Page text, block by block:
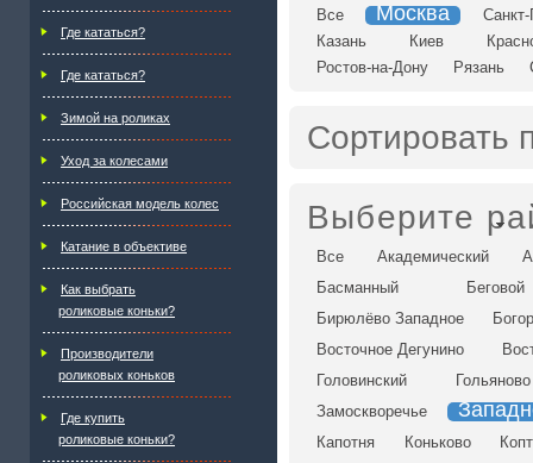
Где кататься?
Где кататься?
Зимой на роликах
Уход за колесами
Российская модель колес
Катание в объективе
Как выбрать
роликовые коньки?
Производители
роликовых коньков
Где купить
роликовые коньки?
Все Москва
Санкт-
Казань
Киев
Ростов-на-Дону
Рязань
Сортировать
Выберите
Все Академический
Басманный
Беговой
Бирюлёво Западное
Восточное Дегунино
Головинский
Гольяново
Замоскворечье
Капотня Коньково